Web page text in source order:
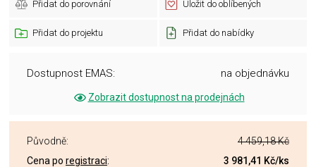
Přidat do porovnání Uložit do oblíbených
Přidat do projektu Přidat do nabídky
Dostupnost EMAS: na objednávku
Zobrazit dostupnost na prodejnách
Původně:
4 459,18 Kč
Cena po registraci: 3 981,41 Kč/ks